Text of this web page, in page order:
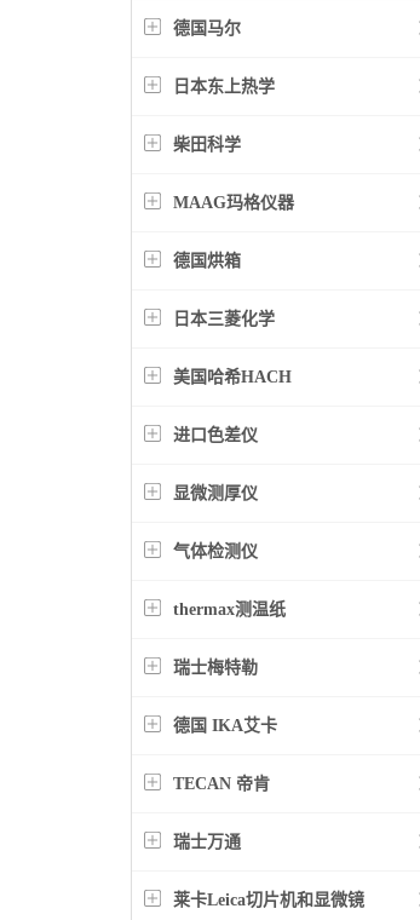
德国马尔
日本东上热学
柴田科学
MAAG玛格仪器
德国烘箱
日本三菱化学
美国哈希HACH
进口色差仪
显微测厚仪
气体检测仪
thermax测温纸
瑞士梅特勒
德国 IKA艾卡
TECAN 帝肯
瑞士万通
莱卡Leica切片机和显微镜